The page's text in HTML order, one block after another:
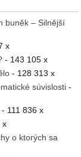
buněk – Silnější
x
- 143 105 x
- 128 313 x
súvislosti -
- 111 836 x
x
o ktorých sa